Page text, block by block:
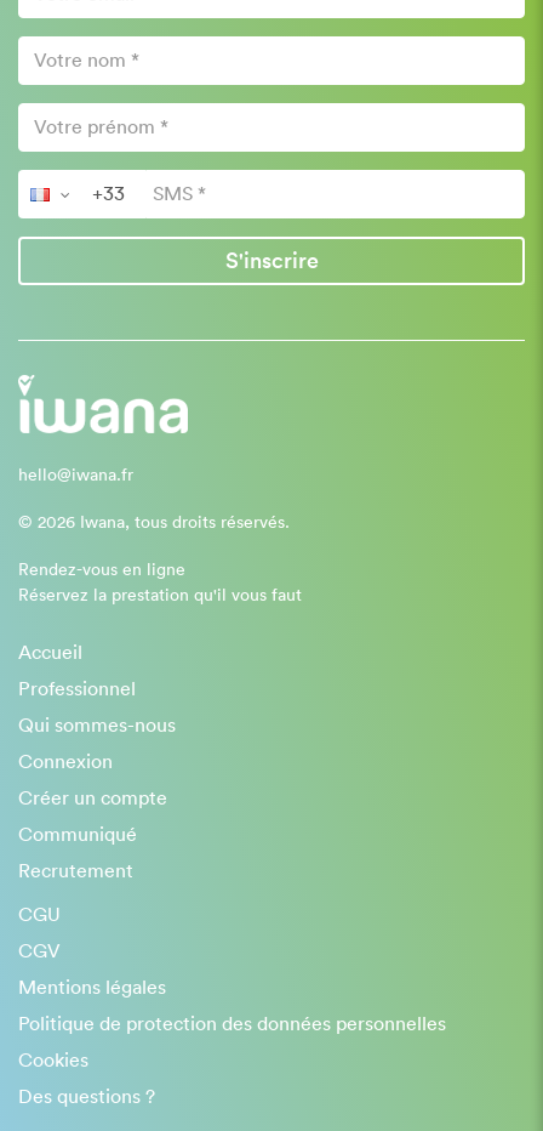
S'inscrire
hello@iwana.fr
© 2026 Iwana, tous droits réservés.
Rendez-vous en ligne
Réservez la prestation qu'il vous faut
Accueil
Professionnel
Qui sommes-nous
Connexion
Créer un compte
Communiqué
Recrutement
CGU
CGV
Mentions légales
Politique de protection des données personnelles
Cookies
Des questions ?